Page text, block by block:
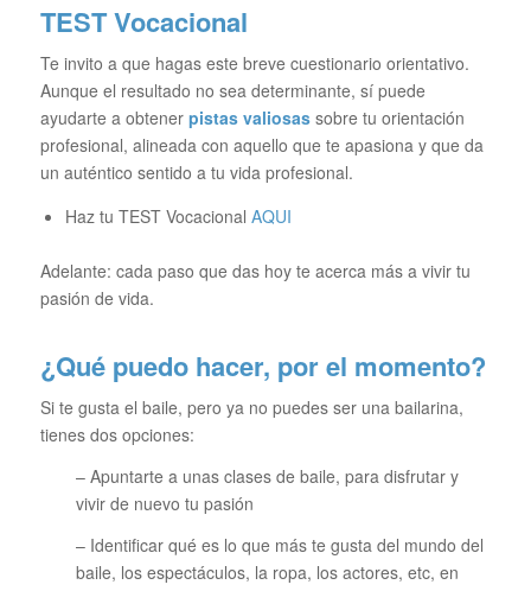
TEST Vocacional
Te invito a que hagas este breve cuestionario orientativo.
Aunque el resultado no sea determinante, sí puede
ayudarte a obtener pistas valiosassobre tu orientación
profesional, alineada con aquello que te apasiona y que da
un auténtico sentido a tu vida profesional.
Haz tu TEST Vocacional AQUI
Adelante: cada paso que das hoy te acerca más a vivir tu
pasión de vida.
¿Qué puedo hacer, por el momento?
Si te gusta el baile, pero ya no puedes ser una bailarina,
tienes dos opciones:
– Apuntarte a unas clases de baile, para disfrutar y
vivir de nuevo tu pasión
– Identificar qué es lo que más te gusta del mundo del
baile, los espectáculos, la ropa, los actores, etc, en